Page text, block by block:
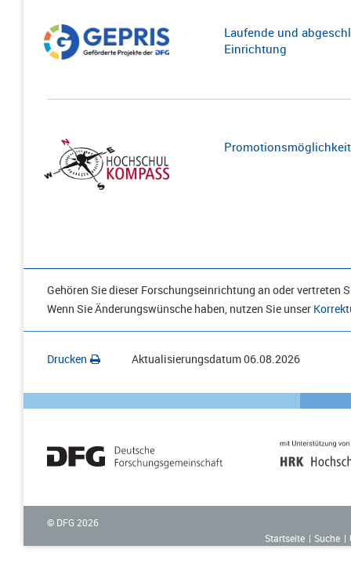
Laufende und
Einrichtung
Gehören Sie dieser Forschungseinrichtung an oder vertreten
Wenn Sie Änderungswünsche haben, nutzen Sie unser
Drucken Aktualisierungsdatum06.08.2026
© DFG 2026
Startseite
Suche